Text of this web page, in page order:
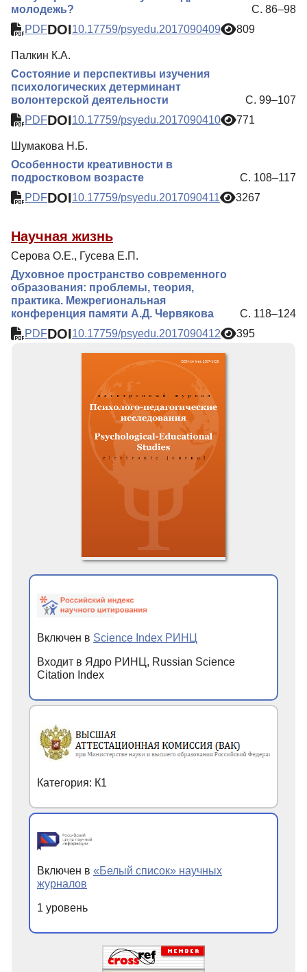
молодежь?
С. 86–98
PDFDOI10.17759/psyedu.2017090409 809
Палкин К.А.
Состояние и перспективы изучения
психологических детерминант
волонтерской деятельности
С. 99–107
PDFDOI10.17759/psyedu.2017090410 771
Шумакова Н.Б.
Особенности креативности в
подростковом возрасте
С. 108–117
PDFDOI10.17759/psyedu.2017090411 3267
Научная жизнь
Серова О.Е., Гусева Е.П.
Духовное пространство современного
образования: проблемы, теория,
практика. Межрегиональная
конференция памяти А.Д. Червякова
С. 118–124
PDFDOI10.17759/psyedu.2017090412 395
Включен в Science Index РИНЦ
Входит в Ядро РИНЦ, Russian Science
Citation Index
Категория: К1
Включен в «Белый список» научных
журналов
1 уровень